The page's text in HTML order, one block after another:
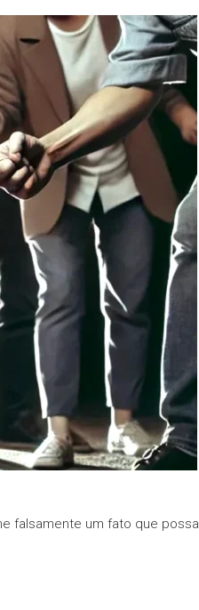
falsamente um fato que possa